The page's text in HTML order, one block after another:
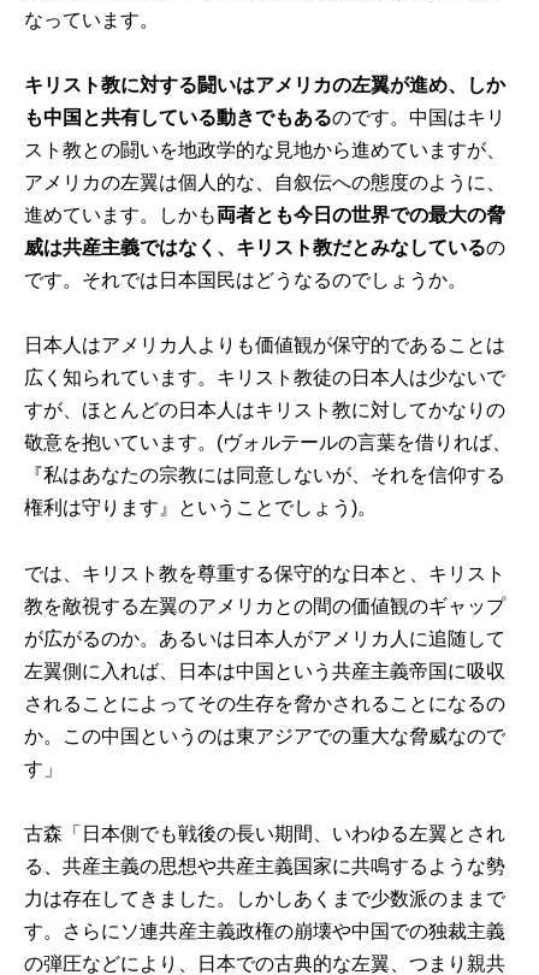
なっています。
キリスト教に対する闘いはアメリカの左翼が進め、しか
も中国と共有している動きでもあるのです。中国はキリ
スト教との闘いを地政学的な見地から進めていますが、
アメリカの左翼は個人的な、自叙伝への態度のように、
進めています。しかも両者とも今日の世界での最大の脅
威は共産主義ではなく、キリスト教だとみなしているの
です。それでは日本国民はどうなるのでしょうか。
日本人はアメリカ人よりも価値観が保守的であることは
広く知られています。キリスト教徒の日本人は少ないで
すが、ほとんどの日本人はキリスト教に対してかなりの
敬意を抱いています。(ヴォルテールの言葉を借りれば、
『私はあなたの宗教には同意しないが、それを信仰する
権利は守ります』ということでしょう)。
では、キリスト教を尊重する保守的な日本と、キリスト
教を敵視する左翼のアメリカとの間の価値観のギャップ
が広がるのか。あるいは日本人がアメリカ人に追随して
左翼側に入れば、日本は中国という共産主義帝国に吸収
されることによってその生存を脅かされることになるの
か。この中国というのは東アジアでの重大な脅威なので
す」
古森「日本側でも戦後の長い期間、いわゆる左翼とされ
る、共産主義の思想や共産主義国家に共鳴するような勢
力は存在してきました。しかしあくまで少数派のままで
す。さらにソ連共産主義政権の崩壊や中国での独裁主義
の弾圧などにより、日本での古典的な左翼、つまり親共